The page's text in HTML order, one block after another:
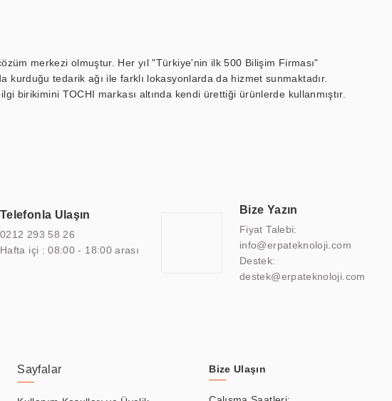
merkezi olmuştur. Her yıl "Türkiye'nin ilk 500 Bilişim Firması"
kurduğu tedarik ağı ile farklı lokasyonlarda da hizmet sunmaktadır.
birikimini TOCHI markası altında kendi ürettiği ürünlerde kullanmıştır.
bağlı bir şekilde hareket etmektedir. Kaliteli ekipmanı, uzman kadroları,
katkı sağlamaktadır.
Telefonla Ulaşın
0212 293 58 26
Hafta içi : 08:00 - 18:00 arası
Bize Yazın
Fiyat Talebi:
info@erpateknoloji.com
Destek:
destek@erpateknoloji.com
Sayfalar Bize Ulaşın